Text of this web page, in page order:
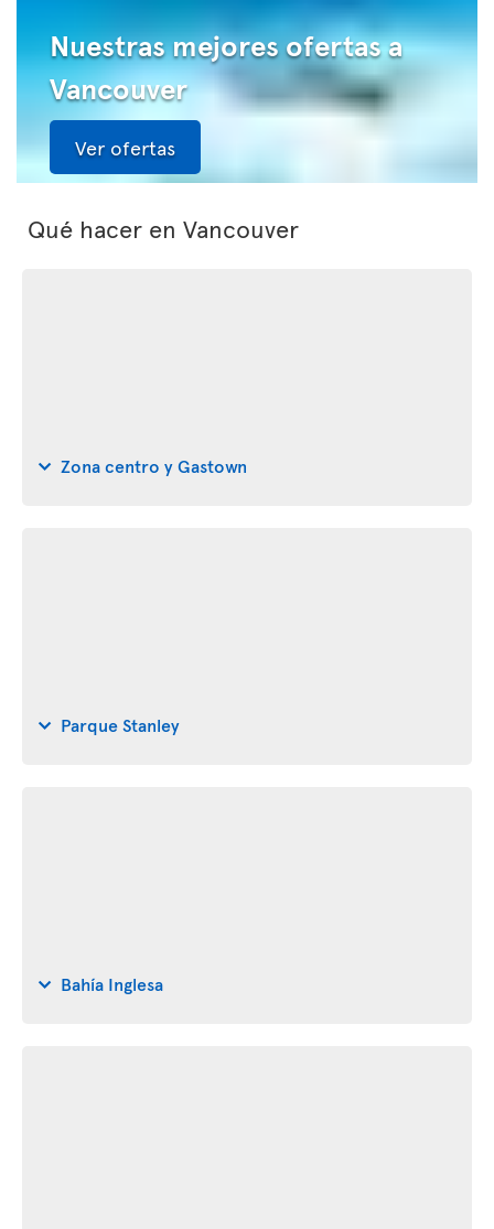
Nuestras mejores ofertas a
Vancouver
Ver ofertas
Qué hacer en Vancouver
Zona centro y Gastown
Parque Stanley
Bahía Inglesa